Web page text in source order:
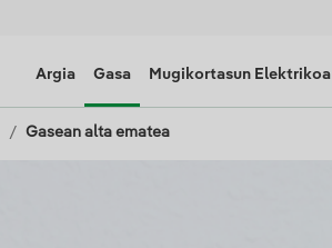
Argia Gasa Mugikortasun Elektrikoa
Gasean alta ematea